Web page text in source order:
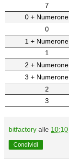
7
0 + Numerone
0
1 + Numerone
1
2 + Numerone
3 + Numerone
2
3
bitfactory alle 10:10
Condividi